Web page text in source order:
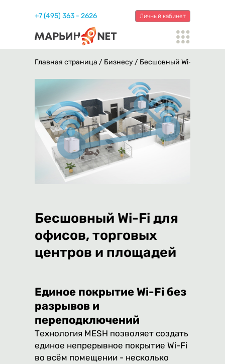
+7 (495) 363 - 2626 Личный кабинет
Главная страница / Бизнесу / Бесшовный Wi-Fi
Бесшовный Wi-Fi для
офисов, торговых
центров и площадей
Единое покрытие Wi-Fi без
разрывов и
переподключений
Технология MESH позволяет создать
единое непрерывное покрытие Wi-Fi
во всём помещении - несколько